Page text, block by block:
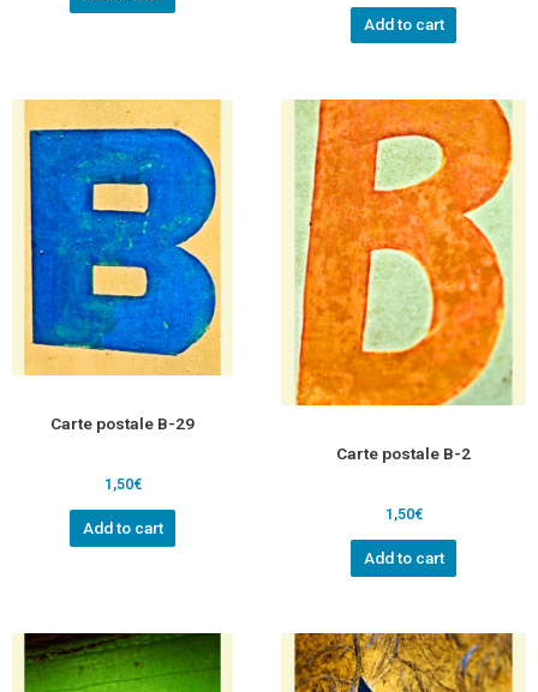
Add to cart
Carte postale B-29
1,50€
Add to cart
Carte postale B-2
1,50€
Add to cart